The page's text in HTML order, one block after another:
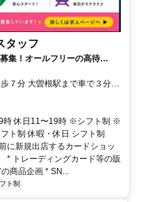
タッフ
集！オールフリーの高待
時 休日11〜19時 ※シフト制 ※
ト制 休暇・休日 シフト制
に新規出店するカードショッ
* トレーディングカード等の販
商品企画 * SN...
ト制